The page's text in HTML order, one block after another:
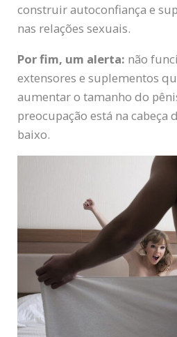
construir autoconfiança e
nas relações sexuais.
Por fim, um alerta: não
extensores e suplementos
aumentar o tamanho do
preocupação está na cabeça
baixo.